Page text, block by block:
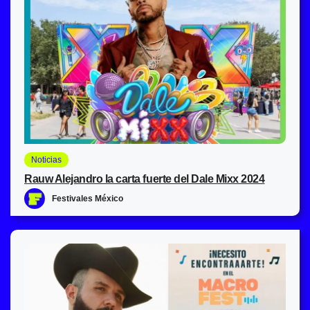
Noticias
Rauw Alejandro la carta fuerte del Dale Mixx 2024
Festivales México